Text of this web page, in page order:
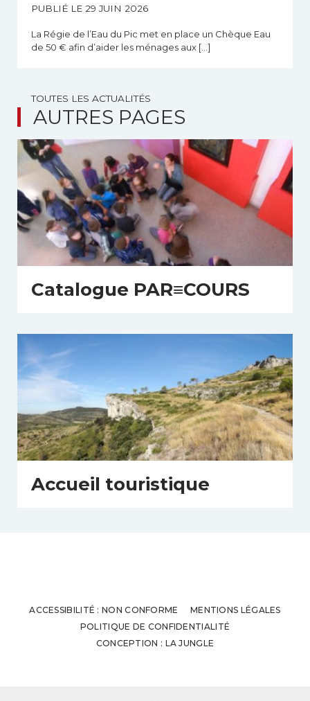
PUBLIÉ LE 29 JUIN 2026
La Régie de l’Eau du Pic met en place un Chèque Eau
de 50 € afin d’aider les ménages aux […]
TOUTES LES ACTUALITÉS
AUTRES PAGES
Catalogue PAR≡COURS
Accueil touristique
ACCESSIBILITÉ : NON CONFORME
MENTIONS LÉGALES
POLITIQUE DE CONFIDENTIALITÉ
CONCEPTION : LA JUNGLE